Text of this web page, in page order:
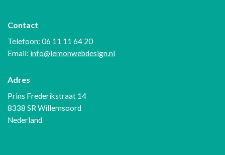
Contact
Telefoon: 06 11 11 64 20
Email: info@lemonwebdesign.nl
Adres
Prins Frederikstraat 14
8338 SR Willemsoord
Nederland